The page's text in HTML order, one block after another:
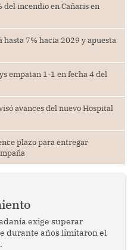
incendio en Cañaris en
7% hacia 2029 y apuesta
empatan 1-1 en fecha 4 del
avances del nuevo Hospital
plazo para entregar
exige superar
durante años limitaron el